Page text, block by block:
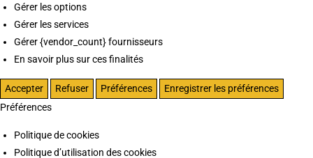
Gérer les options
Gérer les services
Gérer {vendor_count} fournisseurs
En savoir plus sur ces finalités
Accepter Refuser Préférences
Enregistrer les préférences
Préférences
Politique de cookies
Politique d’utilisation des cookies